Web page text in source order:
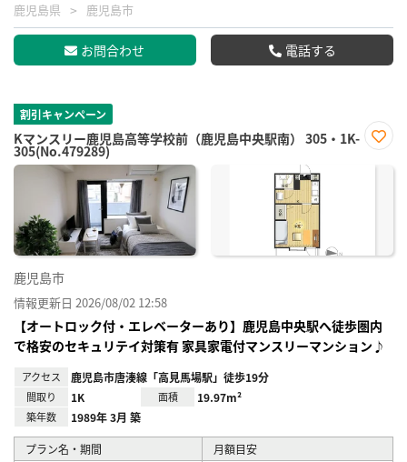
鹿児島県 鹿児島市
お問合わせ 電話する
割引キャンペーン
Kマンスリー鹿児島高等学校前（鹿児島中央駅南） 305・1K-
305(No.479289)
に入
鹿児島市
情報更新日 2026/08/02 12:58
【オートロック付・エレベーターあり】鹿児島中央駅へ徒歩圏内
で格安のセキュリテイ対策有 家具家電付マンスリーマンション♪
アクセス 鹿児島市唐湊線「高見馬場駅」徒歩19分
間取り 1K 面積 19.97m²
築年数 1989年 3月 築
プラン名・期間
月額目安